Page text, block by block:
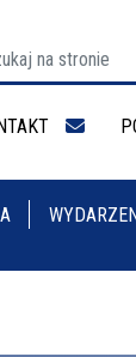
czcionki
czcionki